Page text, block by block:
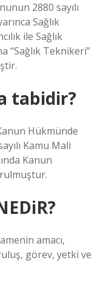
2880 sayılı
Sağlık
ile Sağlık
“Sağlık Teknikeri”
tabidir?
Hükmünde
Kamu Mali
Kanun
amacı,
görev, yetki ve